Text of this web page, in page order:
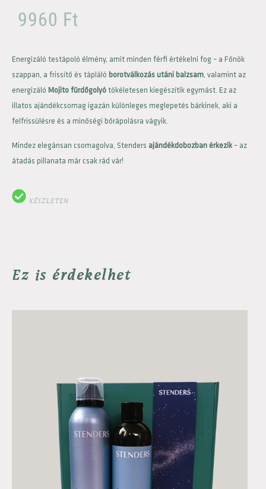
9960 Ft
Energizáló testápoló élmény, amit minden férfi értékelni fog – a Főnök
szappan, a frissítő és tápláló borotválkozás utáni balzsam, valamint az
energizáló Mojito fürdőgolyótökéletesen kiegészítik egymást. Ez az
illatos ajándékcsomag igazán különleges meglepetés bárkinek, aki a
felfrissülésre és a minőségi bőrápolásra vágyik.
Mindez elegánsan csomagolva, Stenders ajándékdobozban érkezik– az
átadás pillanata már csak rád vár!
KÉSZLETEN
Ez is érdekelhet